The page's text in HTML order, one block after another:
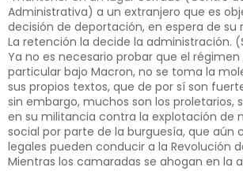
Administrativa) a un extranjero que es
decisión de deportación, en espera de su
La retención la decide la administración.
Ya no es necesario probar que el
particular bajo Macron, no se toma la
sus propios textos, que de por sí son
sin embargo, muchos son los proletarios,
en su militancia contra la explotación de
social por parte de la burguesía, que aún
legales pueden conducir a la Revolución
Mientras los camaradas se ahogan en la